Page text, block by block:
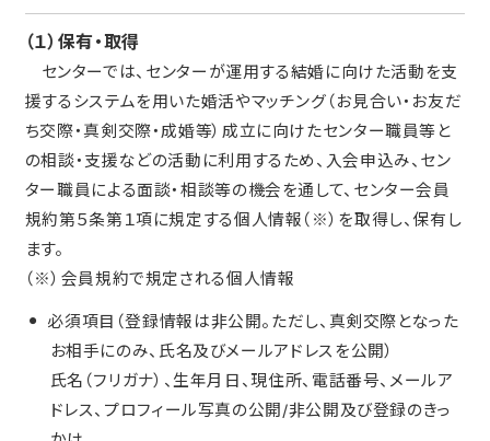
（１）保有・取得
センターでは、センターが運用する結婚に向けた活動を支
援するシステムを用いた婚活やマッチング（お見合い・お友だ
ち交際・真剣交際・成婚等）成立に向けたセンター職員等と
の相談・支援などの活動に利用するため、入会申込み、セン
ター職員による面談・相談等の機会を通して、センター会員
規約第５条第１項に規定する個人情報（※）を取得し、保有し
ます。
（※）会員規約で規定される個人情報
必須項目（登録情報は非公開。ただし、真剣交際となった
お相手にのみ、氏名及びメールアドレスを公開）
氏名（フリガナ）、生年月日、現住所、電話番号、メールア
ドレス、プロフィール写真の公開/非公開及び登録のきっ